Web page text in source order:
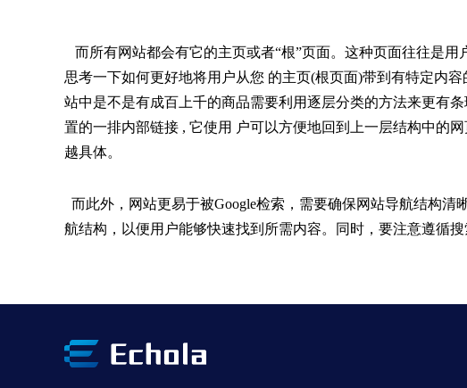
而所有网站都会有它的主页或者“根”页面。这种页面往往是
思考一下如何更好地将用户从您 的主页(根页面)带到有特定内
站中是不是有成百上千的商品需要利用逐层分类的方法来更有
置的一排内部链接 , 它使用 户可以方便地回到上一层结构中的
越具体。
而此外，网站更易于被Google检索，需要确保网站导航结构
航结构，以便用户能够快速找到所需内容。同时，要注意遵循